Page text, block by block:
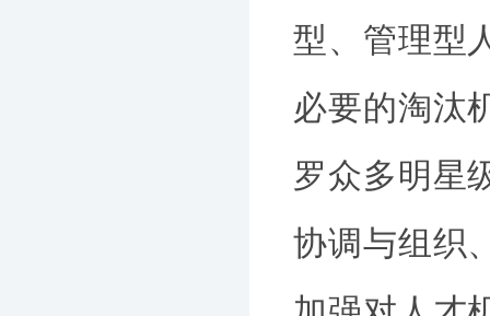
型、管理型
必要的淘汰
罗众多明星
协调与组织